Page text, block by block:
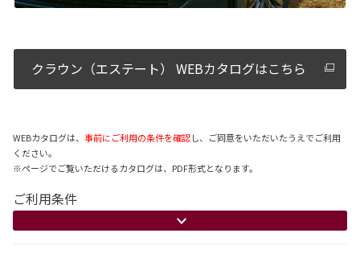
クラウン（エステート） WEBカタログはこちら
WEBカタログは、 事前にご利用の条件を確認し、ご同意をいただいたうえでご利用
ください。
※ページでご覧いただけるカタログは、PDF形式となります。
ご利用条件